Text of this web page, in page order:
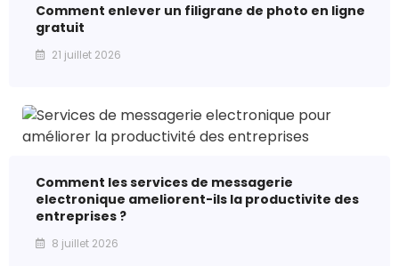
Comment enlever un filigrane de photo en ligne
gratuit
21 juillet 2026
Comment les services de messagerie
electronique ameliorent-ils la productivite des
entreprises ?
8 juillet 2026